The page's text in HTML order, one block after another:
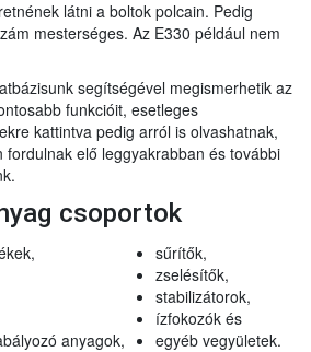
látni a boltok polcain. Pedig
mesterséges. Az E330 például nem
segítségével megismerhetik az
funkcióit, esetleges
kattintva pedig arról is olvashatnak,
fordulnak elő leggyakrabban és további
csoportok
anyagok,
sűrítők,
zselésítők,
stabilizátorok,
ízfokozók és
egyéb vegyületek.